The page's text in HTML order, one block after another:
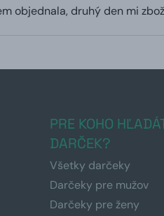
objednala, druhý den mi
PRE KOHO
DARČEK?
Všetky darčeky
Darčeky pre mužov
Darčeky pre ženy